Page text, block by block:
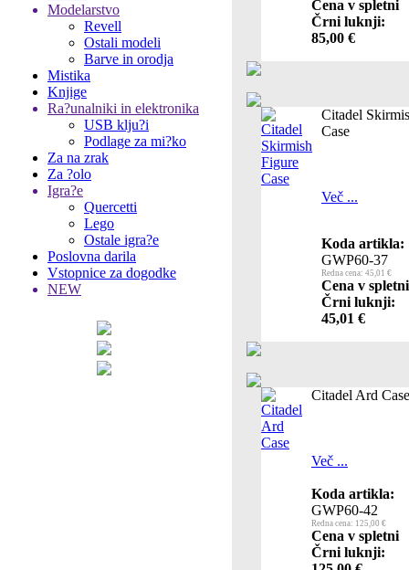
Modelarstvo
Revell
Ostali modeli
Barve in orodja
Mistika
Knjige
Ra?unalniki in elektronika
USB klju?i
Podlage za mi?ko
Za na zrak
Za ?olo
Igra?e
Quercetti
Lego
Ostale igra?e
Poslovna darila
Vstopnice za dogodke
NEW
Cena v spletni
Črni luknji:
85,00 €
Citadel
Case
Več ...
Koda artikla:
GWP60-37
Redna cena: 45,01 €
Cena v spletni
Črni luknji:
45,01 €
Citadel Ard Case
Več ...
Koda artikla:
GWP60-42
Redna cena: 125,00 €
Cena v spletni
Črni luknji: